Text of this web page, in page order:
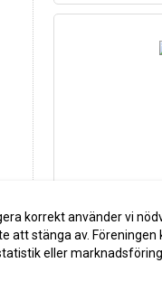
korrekt använder vi
att stänga av. Föreningen
eller